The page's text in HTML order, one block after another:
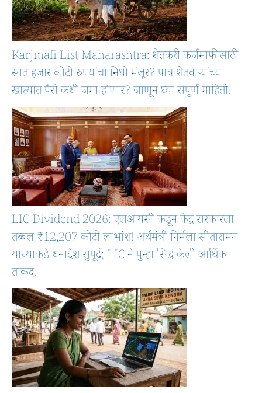
Karjmafi List Maharashtra: शेतकरी कर्जमाफीसाठी
सात हजार कोटी रुपयांचा निधी मंजूर? पात्र शेतकऱ्यांच्या
खात्यात पैसे कधी जमा होणार? जाणून घ्या संपूर्ण माहिती.
LIC Dividend 2026: एलआयसी कडून केंद्र सरकारला
तब्बल ₹12,207 कोटी लाभांश! अर्थमंत्री निर्मला सीतारामन
यांच्याकडे धनादेश सुपूर्द; LIC ने पुन्हा सिद्ध केली आर्थिक
ताकद.